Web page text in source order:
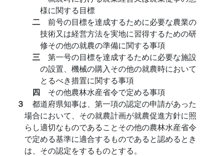
様に関する目標
二 前号の目標を達成するために必要な農業の
技術又は経営方法を実地に習得するための研
修その他の就農の準備に関する事項
三 第一号の目標を達成するために必要な施設
の設置、機械の購入その他の就農時において
とるべき措置に関する事項
四 その他農林水産省令で定める事項
３ 都道府県知事は、第一項の認定の申請があった
場合において、その就農計画が就農促進方針に照
らし適切なものであることその他の農林水産省令
で定める基準に適合するものであると認めるとき
は、その認定をするものとする。